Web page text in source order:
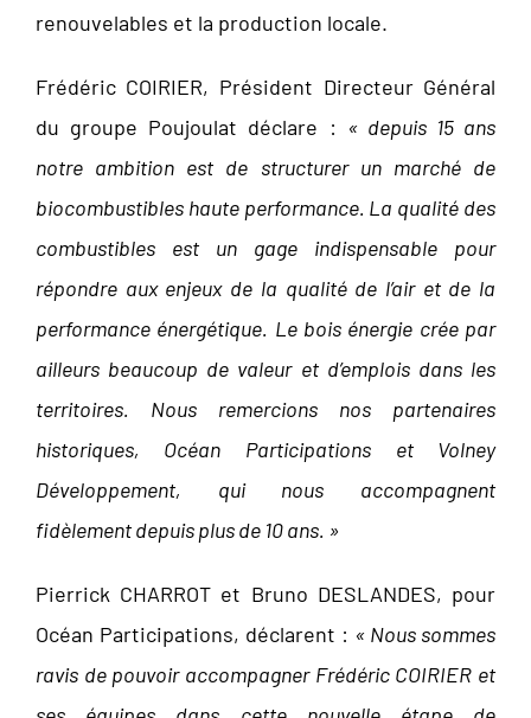
renouvelables et la production locale.
Frédéric COIRIER, Président Directeur Général
du groupe Poujoulat déclare : « depuis 15 ans
notre ambition est de structurer un marché de
biocombustibles haute performance. La qualité des
combustibles est un gage indispensable pour
répondre aux enjeux de la qualité de l’air et de la
performance énergétique. Le bois énergie crée par
ailleurs beaucoup de valeur et d’emplois dans les
territoires. Nous remercions nos partenaires
historiques, Océan Participations et Volney
Développement, qui nous accompagnent
fidèlement depuis plus de 10 ans. »
Pierrick CHARROT et Bruno DESLANDES, pour
Océan Participations, déclarent : « Nous sommes
ravis de pouvoir accompagner Frédéric COIRIER et